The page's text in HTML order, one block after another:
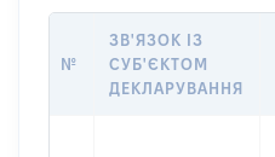
№
ЗВ'ЯЗОК ІЗ
СУБ'ЄКТОМ
ДЕКЛАРУВАННЯ